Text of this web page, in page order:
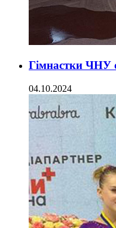
Гімнастки ЧНУ
04.10.2024